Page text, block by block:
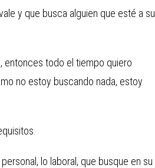
y que busca alguien que esté a su
entonces todo el tiempo quiero
no estoy buscando nada, estoy
lo laboral, que busque en su